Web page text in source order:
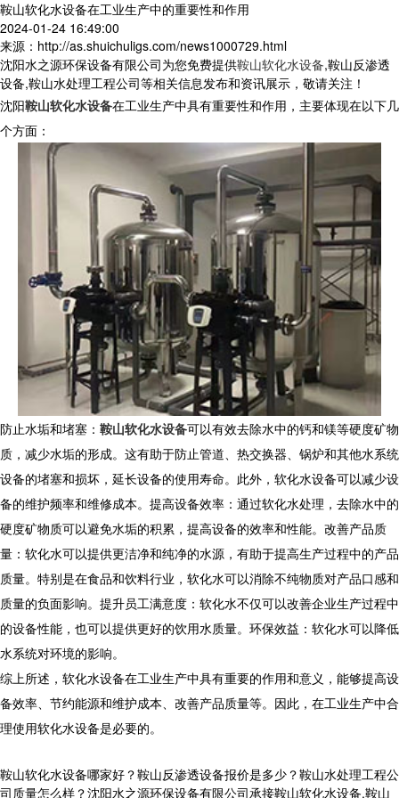
鞍山软化水设备在工业生产中的重要性和作用
2024-01-24 16:49:00
来源：http://as.shuichuligs.com/news1000729.html
沈阳水之源环保设备有限公司为您免费提供鞍山软化水设备,鞍山反渗透
设备,鞍山水处理工程公司等相关信息发布和资讯展示，敬请关注！
沈阳鞍山软化水设备在工业生产中具有重要性和作用，主要体现在以下几
个方面：
防止水垢和堵塞： 鞍山软化水设备可以有效去除水中的钙和镁等硬度矿物
质，减少水垢的形成。这有助于防止管道、热交换器、锅炉和其他水系统
设备的堵塞和损坏，延长设备的使用寿命。此外，软化水设备可以减少设
备的维护频率和维修成本。提高设备效率：通过软化水处理，去除水中的
硬度矿物质可以避免水垢的积累，提高设备的效率和性能。改善产品质
量：软化水可以提供更洁净和纯净的水源，有助于提高生产过程中的产品
质量。特别是在食品和饮料行业，软化水可以消除不纯物质对产品口感和
质量的负面影响。提升员工满意度：软化水不仅可以改善企业生产过程中
的设备性能，也可以提供更好的饮用水质量。环保效益：软化水可以降低
水系统对环境的影响。
综上所述，软化水设备在工业生产中具有重要的作用和意义，能够提高设
备效率、节约能源和维护成本、改善产品质量等。因此，在工业生产中合
理使用软化水设备是必要的。
鞍山软化水设备哪家好？鞍山反渗透设备报价是多少？鞍山水处理工程公
司质量怎么样？沈阳水之源环保设备有限公司承接鞍山软化水设备,鞍山